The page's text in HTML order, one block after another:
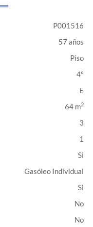
P001516
57 años
Piso
4º
E
64 m2
3
1
Gasóleo Individual